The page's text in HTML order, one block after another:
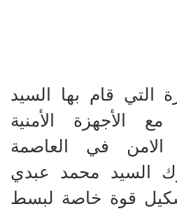
التي قام بها السيد
الأجهزة الأمنية
الامن في العاصمة
السيد محمد عبدي
قوة خاصة لبسط